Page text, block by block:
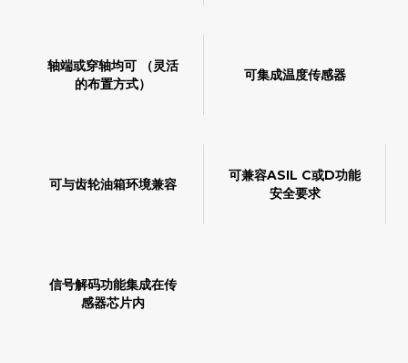
轴端或穿轴均可 （灵活
的布置方式）
可集成温度传感器
可与齿轮油箱环境兼容
可兼容ASIL C或D功能
安全要求
信号解码功能集成在传
感器芯片内